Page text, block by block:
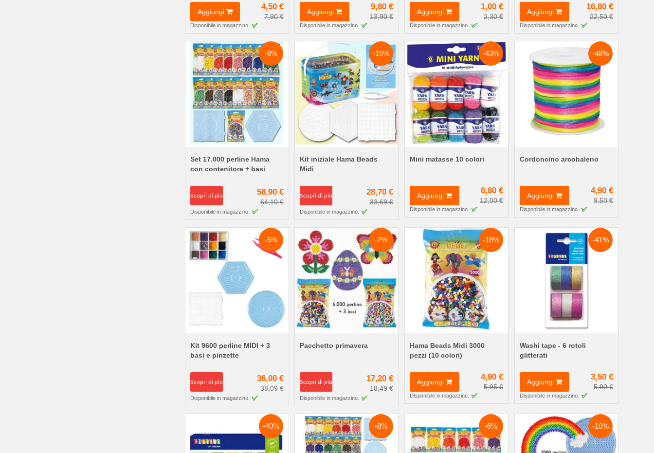
Aggiungi
4,50 €
7,90 €
Disponibile in magazzino.
Aggiungi
9,80 €
13,90 €
Disponibile in magazzino.
Aggiungi
1,00 €
2,30 €
Disponibile in magazzino.
Aggiungi
16,80 €
22,50 €
Disponibile in magazzino.
-8%
Set 17.000 perline Hama
con contenitore + basi
Scopri di più 58,90 €
64,10 €
Disponibile in magazzino.
-15%
Kit iniziale Hama Beads
Midi
Scopri di più 28,70 €
33,69 €
Disponibile in magazzino.
-43%
Mini matasse 10 colori
Aggiungi
6,80 €
12,00 €
Disponibile in magazzino.
-48%
Cordoncino arcobaleno
Aggiungi
4,90 €
9,50 €
Disponibile in magazzino.
-5%
Kit 9600 perline MIDI + 3
basi e pinzette
Scopri di più 36,00 €
38,09 €
Disponibile in magazzino.
-7%
Pacchetto primavera
Scopri di più 17,20 €
18,49 €
Disponibile in magazzino.
-18%
Hama Beads Midi 3000
pezzi (10 colori)
Aggiungi
4,90 €
5,95 €
Disponibile in magazzino.
-41%
Washi tape - 6 rotoli
glitterati
Aggiungi
3,50 €
5,90 €
Disponibile in magazzino.
-40% -8% -6% -10%